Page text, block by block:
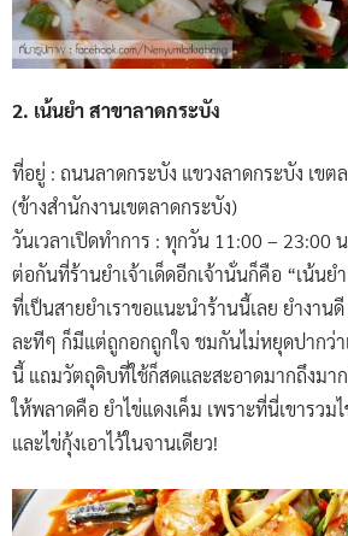
2. เน้นยำ สาขาลาดกระบัง
ที่อยู่ : ถนนลาดกระบัง แขวงลาดกระบัง เขต
(ข้างสำนักงานเขตลาดกระบัง)
วันเวลาเปิดทำการ : ทุกวัน 11:00 – 23:00
ต่อกันที่ร้านยำเจ้าเด็ดอีกเจ้านั่นก็คือ “เน้นย
ที่เป็นสายยำเราขอแนะนำร้านนี้เลย ยำงาน
ละทีๆ ก็มีแต่ถูกอกถูกใจ ชมกันไม่หยุดปากว่
นี้ แถมวัตถุดิบที่ใช้ก็สดและสะอาดมากถึงมา
ให้พลาดคือ ยำไข่แดงเค็ม เพราะที่นี่เขารวม
และไข่กุ้งเอาไว้ในจานเดียว!